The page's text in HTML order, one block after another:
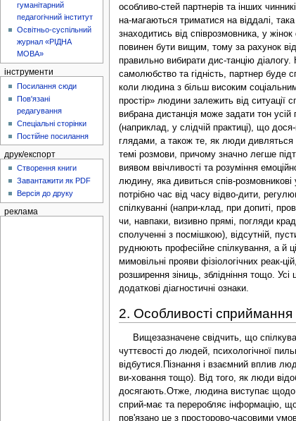
2. Особливості
Вищезазначене свідчить, що спілкування — це не просто обмін інформацією, воно передбачає взаємну активність парт-нерів. Успішність спілкування залежить від рівня соціальної чуттєвості до людей, психологічної пильності та емоційної чутливості. При нерозвиненості однієї з цих складових спіл-кування може стати нерезультативним чи взагалі не відбутися.Пізнання і взаємний вплив людей один на одного — обо-в'язковий елемент всілякої спільної діяльності, незалежно від того, що є її метою (досягнення матеріального результату, ви-ховання тощо). Від того, як люди відображають та інтерпрету-ють зовнішність і поведінку, багато в чому залежить характер їх взаємодії і діяльності та результати, яких вони досягають.Отже, людина виступає щодо партнерів по спілкуванню не тільки як об'єкт і суб'єкт впливу, а й одночасно як суб'єкт піз-нання. Основними процесами, завдяки яким людина сприй-має та переробляє інформацію, що надходить від іншої лю-дини, є сприймання, мислення та уявлення.Дослідами встановлено, що цілісний образ людини вини-кає поступово і пов'язано це з просторово-часовими умова-ми, в яких відображається об'єкт. Наприклад, люди з нормаль-ним зором в умовах доброї видимості виділяють людину з оточення на відстані двох кілометрів. На відстані одного кі-лометра видно загальний контур, 700 м — сприймаються ру-хи рук та ніг, 300 м — голова, овал обличчя, колір одягу, 60 м — розрізняються очі, ніс, пальці. В умовах поганої види-мості показники сприймання людини на відстані гірші.Колір елементів верхньої половини фігури визначається раніше, ніж нижньої. Велике значення має ракурс (збоку, звер-ху), в якому сприймається людина. При сприйманні обличчя напрямок розглядання — зверху вниз, від волосся до губ, тоб-то верх голови є точкою початку сприймання обличчя.При описанні зовнішності людини елементи її розподіля-ються нерівномірно. Так, якщо за 100 % прийняти загальну кількість елементів зовнішності, то відображення фізичних рис (зріст, статура, волосся тощо) становить 82 %, виразні рухи (мі-міка, жестикуляція) — 14 %, оформлення зовнішності — 4 %.Окрім власне психофізіологічних чинників, на сприйман-ня та
гуманітарний
педагогічний інститут
Освітньо-суспільний
журнал «РІДНА
МОВА»
інструменти
Посилання сюди
Пов'язані
редагування
Спеціальні сторінки
Постійне посилання
друк/експорт
Створення книги
Завантажити як PDF
Версія до друку
реклама